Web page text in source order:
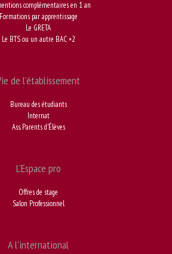
complémentaires en 1 an
Formations par apprentissage
Le GRETA
Le BTS ou un autre BAC +2
de l'établissement
Bureau des étudiants
Internat
Ass. Parents d'Élèves
L'Espace pro
Offres de stage
Salon Professionnel
A l'international